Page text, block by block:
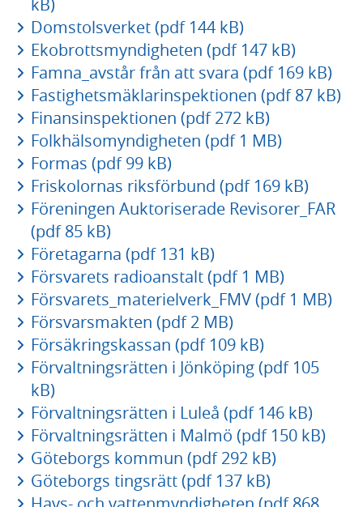
kB)
Domstolsverket (pdf 144 kB)
Ekobrottsmyndigheten (pdf 147 kB)
Famna_avstår från att svara (pdf 169 kB)
Fastighetsmäklarinspektionen (pdf 87 kB)
Finansinspektionen (pdf 272 kB)
Folkhälsomyndigheten (pdf 1 MB)
Formas (pdf 99 kB)
Friskolornas riksförbund (pdf 169 kB)
Föreningen Auktoriserade Revisorer_FAR
(pdf 85 kB)
Företagarna (pdf 131 kB)
Försvarets radioanstalt (pdf 1 MB)
Försvarets_materielverk_FMV (pdf 1 MB)
Försvarsmakten (pdf 2 MB)
Försäkringskassan (pdf 109 kB)
Förvaltningsrätten i Jönköping (pdf 105
kB)
Förvaltningsrätten i Luleå (pdf 146 kB)
Förvaltningsrätten i Malmö (pdf 150 kB)
Göteborgs kommun (pdf 292 kB)
Göteborgs tingsrätt (pdf 137 kB)